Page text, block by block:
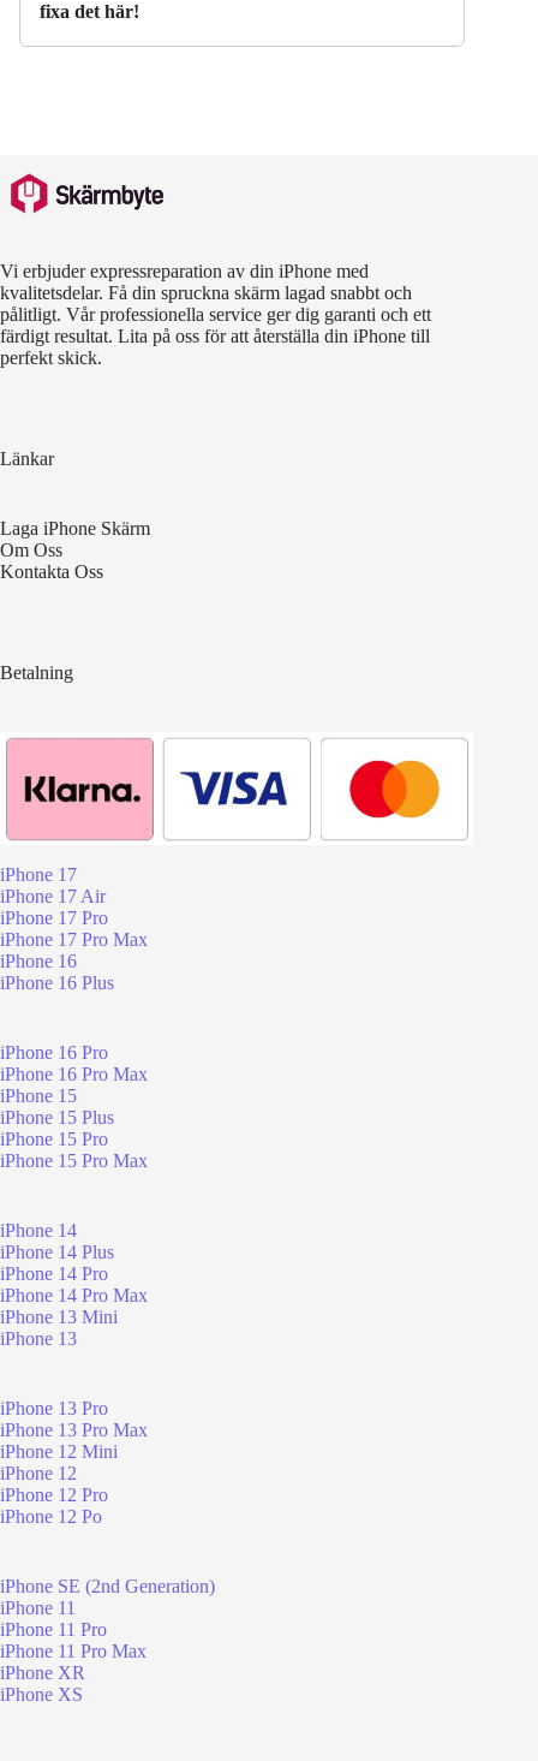
fixa det här!
Vi erbjuder expressreparation av din iPhone med
kvalitetsdelar. Få din spruckna skärm lagad snabbt och
pålitligt. Vår professionella service ger dig garanti och ett
färdigt resultat. Lita på oss för att återställa din iPhone till
perfekt skick.
Länkar
Laga iPhone Skärm
Om Oss
Kontakta Oss
Betalning
iPhone 17
iPhone 17 Air
iPhone 17 Pro
iPhone 17 Pro Max
iPhone 16
iPhone 16 Plus
iPhone 16 Pro
iPhone 16 Pro Max
iPhone 15
iPhone 15 Plus
iPhone 15 Pro
iPhone 15 Pro Max
iPhone 14
iPhone 14 Plus
iPhone 14 Pro
iPhone 14 Pro Max
iPhone 13 Mini
iPhone 13
iPhone 13 Pro
iPhone 13 Pro Max
iPhone 12 Mini
iPhone 12
iPhone 12 Pro
iPhone 12 Po
iPhone SE (2nd Generation)
iPhone 11
iPhone 11 Pro
iPhone 11 Pro Max
iPhone XR
iPhone XS